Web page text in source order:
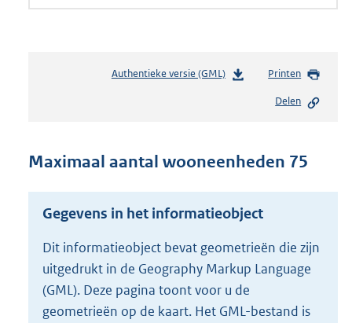
Authentieke versie (GML)b
n
s
r
o
t
t
e
Printen
Delen
Maximaal aantal wooneenheden 75
Gegevens in het informatieobject
Dit informatieobject bevat geometrieën die zijn
uitgedrukt in de Geography Markup Language
(GML). Deze pagina toont voor u de
geometrieën op de kaart. Het GML-bestand is